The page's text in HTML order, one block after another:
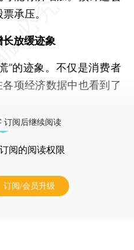
承压。
放缓迹象
的迹象。不仅是消费者
项经济数据中也看到了
订阅后继续阅读
阅的阅读权限
订阅/会员升级